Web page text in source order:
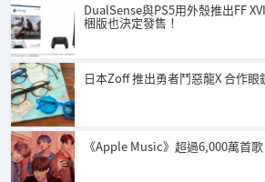
DualSense與PS5用外殼推出FF
梱版也決定發售！
日本Zoff 推出勇者鬥惡龍X 合作眼
《Apple Music》超過6,000萬首